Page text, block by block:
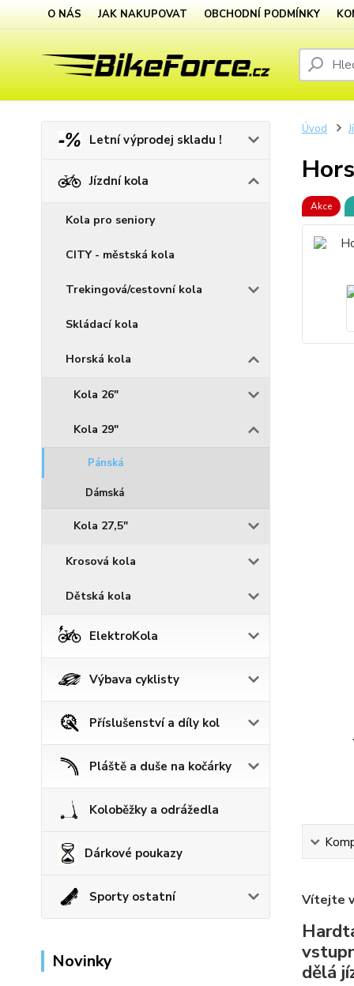
O NÁS JAK NAKUPOVAT OBCHODNÍ PODMÍNKY
Letní výprodej skladu !
Jízdní kola
Kola pro seniory
CITY - městská kola
Trekingová/cestovní kola
Skládací kola
Horská kola
Kola 26"
Kola 29"
Pánská
Dámská
Kola 27,5"
Krosová kola
Dětská kola
ElektroKola
Výbava cyklisty
Příslušenství a díly kol
Pláště a duše na kočárky
Koloběžky a odrážedla
Dárkové poukazy
Sporty ostatní
Novinky
Úvod
Akce
Vítejte
dělá